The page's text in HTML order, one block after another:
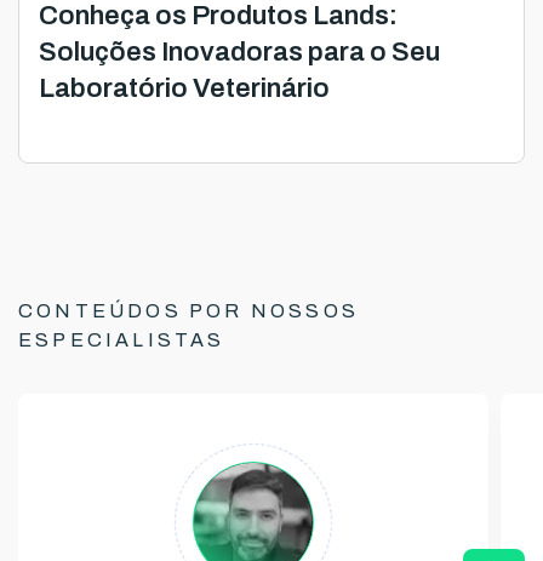
Conheça os Produtos Lands:
Soluções Inovadoras para o Seu
Laboratório Veterinário
CONTEÚDOS POR NOSSOS
ESPECIALISTAS